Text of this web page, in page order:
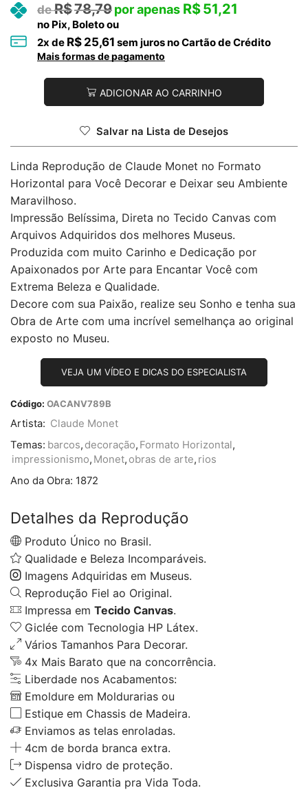
R$78,79 R$51,21
no Pix, Boleto ou
2x de R$ 25,61 sem juros no Cartão de Crédito
Mais formas de pagamento
ADICIONAR AO CARRINHO
Salvar na Lista de Desejos
Linda Reprodução de Claude Monet no Formato
Horizontal para Você Decorar e Deixar seu Ambiente
Maravilhoso.
Impressão Belíssima, Direta no Tecido Canvas com
Arquivos Adquiridos dos melhores Museus.
Produzida com muito Carinho e Dedicação por
Apaixonados por Arte para Encantar Você com
Extrema Beleza e Qualidade.
Decore com sua Paixão, realize seu Sonho e tenha sua
Obra de Arte com uma incrível semelhança ao original
exposto no Museu.
VEJA UM VÍDEO E DICAS DO ESPECIALISTA
Código: OACANV789B
Artista: Claude Monet
Temas: barcos, decoração, Formato Horizontal,
impressionismo, Monet, obras de arte, rios
Ano da Obra: 1872
Detalhes da Reprodução
Produto Único no Brasil.
Qualidade e Beleza Incomparáveis.
Imagens Adquiridas em Museus.
Reprodução Fiel ao Original.
Impressa em Tecido Canvas.
Giclée com Tecnologia HP Látex.
Vários Tamanhos Para Decorar.
4x Mais Barato que na concorrência.
Liberdade nos Acabamentos:
Emoldure em Moldurarias ou
Estique em Chassis de Madeira.
Enviamos as telas enroladas.
4cm de borda branca extra.
Dispensa vidro de proteção.
Exclusiva Garantia pra Vida Toda.